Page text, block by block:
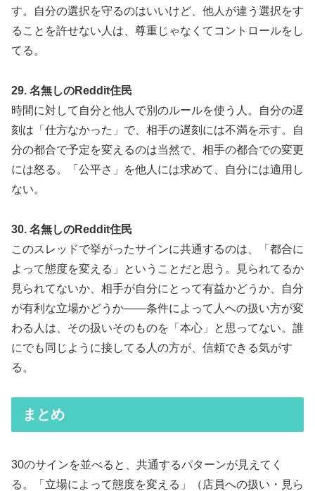
す。自分の選択を守るのはいいけど、他人が違う選択をす
ることを許せない人は、尊重じゃなくてコントロールをし
てる。
29. 名無しのReddit住民
時間に対して自分と他人で別のルールを使う人。自分の遅
刻は「仕方なかった」で、相手の遅刻には不満を示す。自
分の都合で予定を変えるのは当然で、相手の都合での変更
には怒る。「公平さ」を他人には求めて、自分には適用し
ない。
30. 名無しのReddit住民
このスレッドで挙がったサインに共通するのは、「都合に
よって態度を変える」ということだと思う。見られてるか
見られてないか、相手が自分にとって有益かどうか、自分
が有利な立場かどうか——条件によって人への扱い方が変
わる人は、その扱いそのものを「本心」と思ってない。誰
にでも同じように接してる人の方が、信頼できる気がす
る。
まとめ
30のサインを並べると、共通するパターンが見えてく
る。「立場によって態度を変える」（店員への扱い・見ら